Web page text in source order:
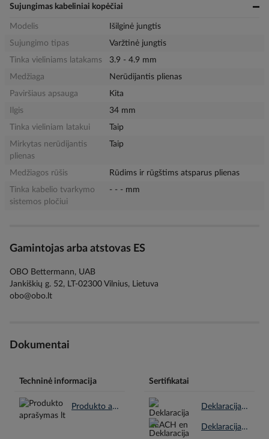
Sujungimas kabeliniai kopėčiai
Modelis
Išilginė jungtis
Sujungimo tipas
Varžtinė jungtis
Tinka vieliniams latakams
3.9 - 4.9 mm
Medžiaga
Nerūdijantis plienas
Paviršiaus apsauga
Kita
Ilgis
34 mm
Tinka vieliniam latakui
Taip
Mirkytas nerūdijantis
plienas
Taip
Medžiagos rūšis
Rūdims ir rūgštims atsparus plienas
Tinka kabelio tvarkymo
sistemos pločiui
- - - mm
Gamintojas arba atstovas ES
OBO Bettermann, UAB
Jankiškių g. 52, LT-02300 Vilnius, Lietuva
obo@obo.lt
Dokumentai
Techninė informacija
Produkto aprašymas lt.pdf
Sertifikatai
Deklaracija REACH en.pdf
Deklaracija RoHS en.pdf